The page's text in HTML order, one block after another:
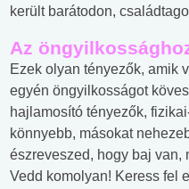
került barátodon,
Az
Ezek olyan tényezők, amik
egyén öngyilkosságot
hajlamosító tényezők,
könnyebb, másokat
észreveszed, hogy baj van,
Vedd komolyan! Keress fel